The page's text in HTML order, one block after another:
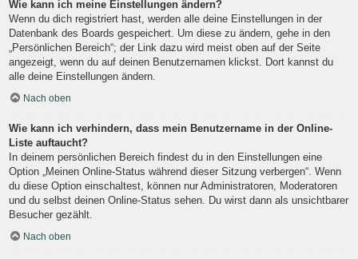
Wie kann ich meine Einstellungen ändern?
Wenn du dich registriert hast, werden alle deine Einstellungen in der
Datenbank des Boards gespeichert. Um diese zu ändern, gehe in den
„Persönlichen Bereich“; der Link dazu wird meist oben auf der Seite
angezeigt, wenn du auf deinen Benutzernamen klickst. Dort kannst du
alle deine Einstellungen ändern.
Nach oben
Wie kann ich verhindern, dass mein Benutzername in der Online-
Liste auftaucht?
In deinem persönlichen Bereich findest du in den Einstellungen eine
Option „Meinen Online-Status während dieser Sitzung verbergen“. Wenn
du diese Option einschaltest, können nur Administratoren, Moderatoren
und du selbst deinen Online-Status sehen. Du wirst dann als unsichtbarer
Besucher gezählt.
Nach oben